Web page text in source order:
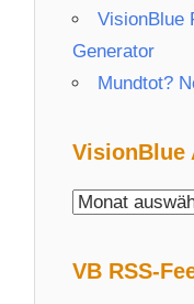
VisionBlue
Generator
Mundtot?
VisionBlue
VisionBlue
VB RSS-